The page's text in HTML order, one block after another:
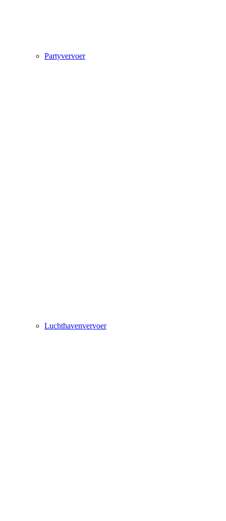
Partyvervoer
Luchthavenvervoer